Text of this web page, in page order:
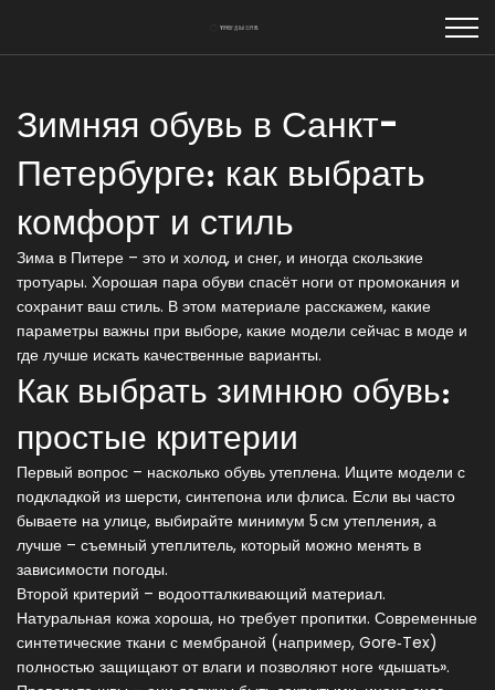
Зимняя обувь в Санкт-
Петербурге: как выбрать
комфорт и стиль
Зима в Питере – это и холод, и снег, и иногда скользкие
тротуары. Хорошая пара обуви спасёт ноги от промокания и
сохранит ваш стиль. В этом материале расскажем, какие
параметры важны при выборе, какие модели сейчас в моде и
где лучше искать качественные варианты.
Как выбрать зимнюю обувь:
простые критерии
Первый вопрос – насколько обувь утеплена. Ищите модели с
подкладкой из шерсти, синтепона или флиса. Если вы часто
бываете на улице, выбирайте минимум 5 см утепления, а
лучше – съемный утеплитель, который можно менять в
зависимости погоды.
Второй критерий – водоотталкивающий материал.
Натуральная кожа хороша, но требует пропитки. Современные
синтетические ткани с мембраной (например, Gore‑Tex)
полностью защищают от влаги и позволяют ноге «дышать».